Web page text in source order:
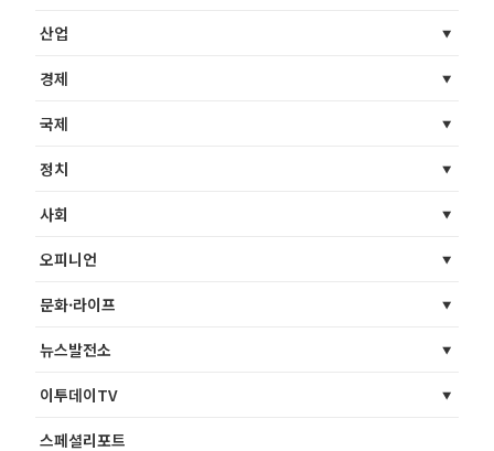
산업
경제
국제
정치
사회
오피니언
문화·라이프
뉴스발전소
이투데이TV
스페셜리포트